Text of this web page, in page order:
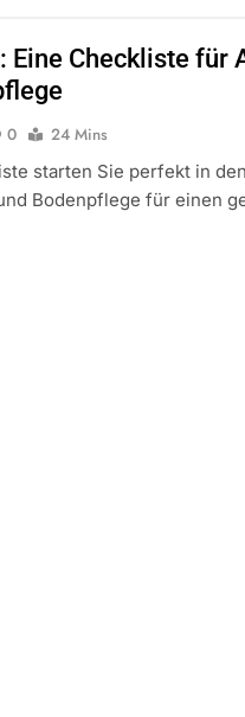
Checkliste für
0
24 Mins
starten Sie perfekt in
Bodenpflege für einen